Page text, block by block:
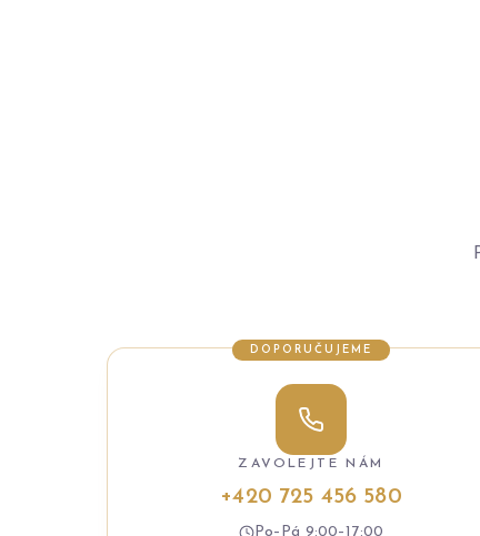
DOPORUČUJEME
ZAVOLEJTE NÁM
+420 725 456 580
Po–Pá 9:00–17:00